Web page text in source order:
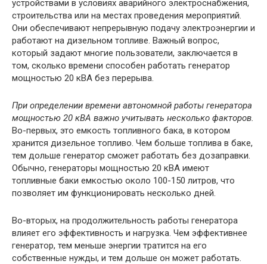
устройствами в условиях аварийного электроснабжения,
строительства или на местах проведения мероприятий.
Они обеспечивают непрерывную подачу электроэнергии и
работают на дизельном топливе. Важный вопрос,
который задают многие пользователи, заключается в
том, сколько времени способен работать генератор
мощностью 20 кВА без перерыва.
При определении времени автономной работы генератора
мощностью 20 кВА важно учитывать несколько факторов.
Во-первых, это емкость топливного бака, в котором
хранится дизельное топливо. Чем больше топлива в баке,
тем дольше генератор сможет работать без дозаправки.
Обычно, генераторы мощностью 20 кВА имеют
топливные баки емкостью около 100-150 литров, что
позволяет им функционировать несколько дней.
Во-вторых, на продолжительность работы генератора
влияет его эффективность и нагрузка. Чем эффективнее
генератор, тем меньше энергии тратится на его
собственные нужды, и тем дольше он может работать.